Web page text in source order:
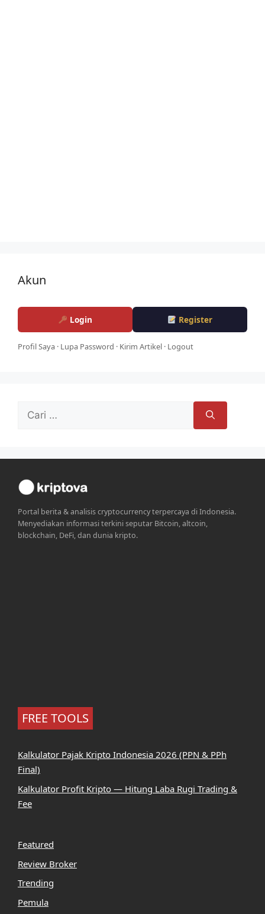
Akun
Login Register
Profil Saya · Lupa Password · Kirim Artikel · Logout
Cari
Portal berita & analisis cryptocurrency terpercaya di Indonesia.
Menyediakan informasi terkini seputar Bitcoin, altcoin,
blockchain, DeFi, dan dunia kripto.
FREE TOOLS
Kalkulator Pajak Kripto Indonesia 2026 (PPN & PPh
Final)
Kalkulator Profit Kripto — Hitung Laba Rugi Trading &
Fee
Featured
Review Broker
Trending
Pemula